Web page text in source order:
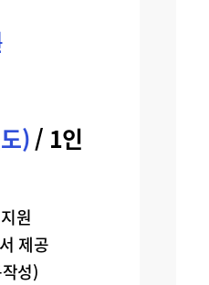
)/ 1인
원
제공
성)